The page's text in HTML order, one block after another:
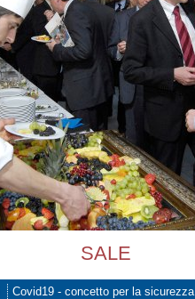
SALE
Covid19 - concetto per la sicurezza